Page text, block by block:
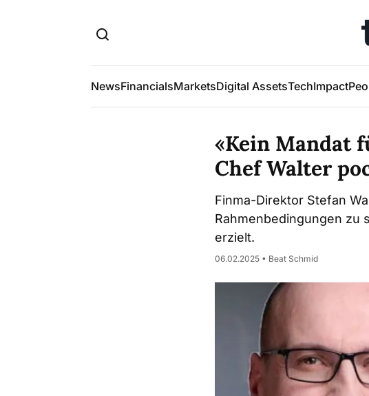
NewsFinancialsMarketsDigital AssetsTechImpact
«Kein Mandat
Chef Walter
Finma-Direktor Stefan
Rahmenbedingungen zu
erzielt.
06.02.2025 • Beat Schmid